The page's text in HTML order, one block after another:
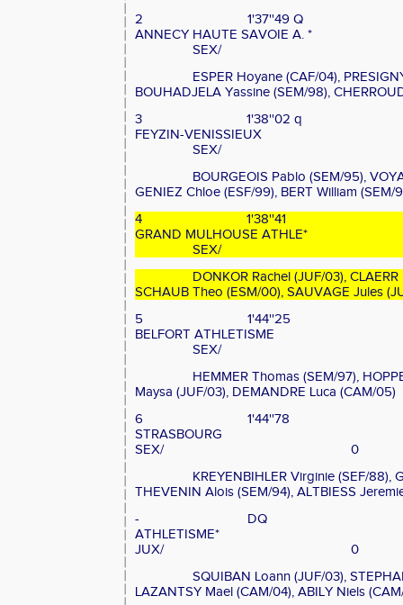
2
1'37''49 Q
ANNECY HAUTE SAVOIE A. *
SEX/
ESPER Hoyane (CAF/04),
BOUHADJELA Yassine (SEM/98),
3
1'38''02 q
FEYZIN-VENISSIEUX
SEX/
BOURGEOIS Pablo (SEM/95),
GENIEZ Chloe (ESF/99), BERT William (SEM/
4
1'38''41
GRAND MULHOUSE ATHLE*
SEX/
DONKOR Rachel (JUF/03),
SCHAUB Theo (ESM/00), SAUVAGE Jules
5
1'44''25
BELFORT ATHLETISME
SEX/
HEMMER Thomas (SEM/97),
Maysa (JUF/03), DEMANDRE Luca (CAM/05)
6
1'44''78
STRASBOURG
SEX/
0
KREYENBIHLER Virginie (SEF/88),
THEVENIN Alois (SEM/94), ALTBIESS
-
DQ
ATHLETISME*
JUX/
0
SQUIBAN Loann (JUF/03),
LAZANTSY Mael (CAM/04), ABILY Niels